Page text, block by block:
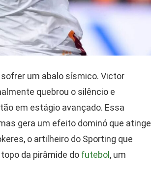
um abalo sísmico. Victor
quebrou o silêncio e
em estágio avançado. Essa
gera um efeito dominó que atinge
o artilheiro do Sporting que
da pirâmide do futebol, um